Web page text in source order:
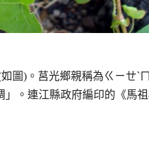
圖)。莒光鄉親稱為ㄍㄧㄝˋ
」。連江縣政府編印的《馬